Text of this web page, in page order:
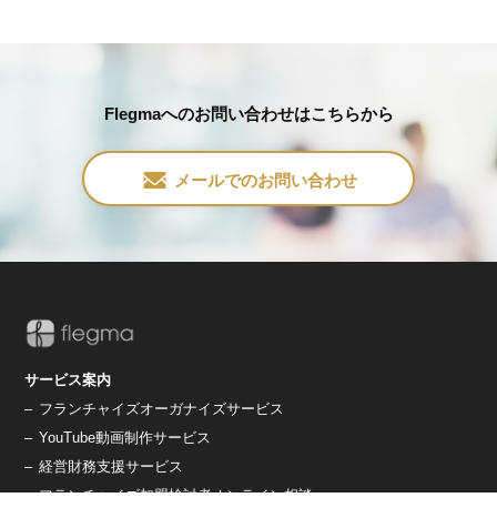
Flegmaへのお問い合わせはこちらから
メールでのお問い合わせ
サービス案内
– フランチャイズオーガナイズサービス
– YouTube動画制作サービス
– 経営財務支援サービス
– フランチャイズ加盟検討者オンライン相談